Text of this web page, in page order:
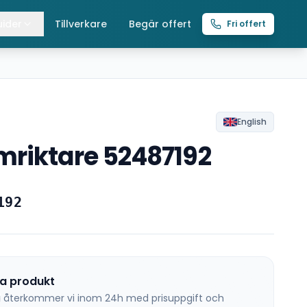
Lintelfrar
Tillverkare Begär offert Fri offert
English
52487192
produkt
återkommer vi inom 24h med prisuppgift och